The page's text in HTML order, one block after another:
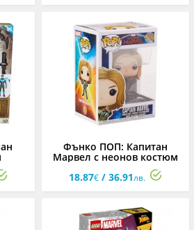
Фънко ПОП: Капитан
Марвел с неонов костюм
#516 Bobble-Head
18.87€/ 36.91лв.